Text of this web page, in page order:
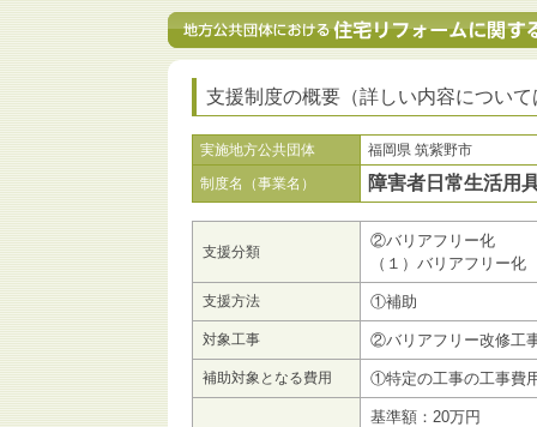
支援制度の概要（詳しい内容につい
実施地方公共団体
福岡県 筑紫野市
制度名（事業名）
障害者日常生活用
支援分類
②バリアフリー化
（１）バリアフリー化
支援方法 ①補助
対象工事 ②バリアフリー改修工
補助対象となる費用 ①特定の工事の工事費
基準額：20万円